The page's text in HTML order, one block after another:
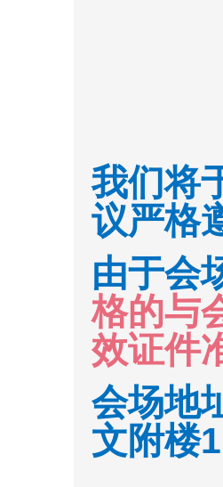
我们将
议严格
由于会
格的与
效证件
会场地
文附楼